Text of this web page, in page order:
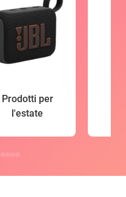
Prodotti per
l'estate